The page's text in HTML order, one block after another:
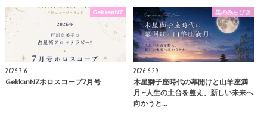
GekkanNZ
2026.7.6
GekkanNZホロスコープ7月号
星のみちびき
2026.6.29
木星獅子座時代の幕開けと山羊座満
月 ~人生の土台を整え、新しい未来へ
向かうと…